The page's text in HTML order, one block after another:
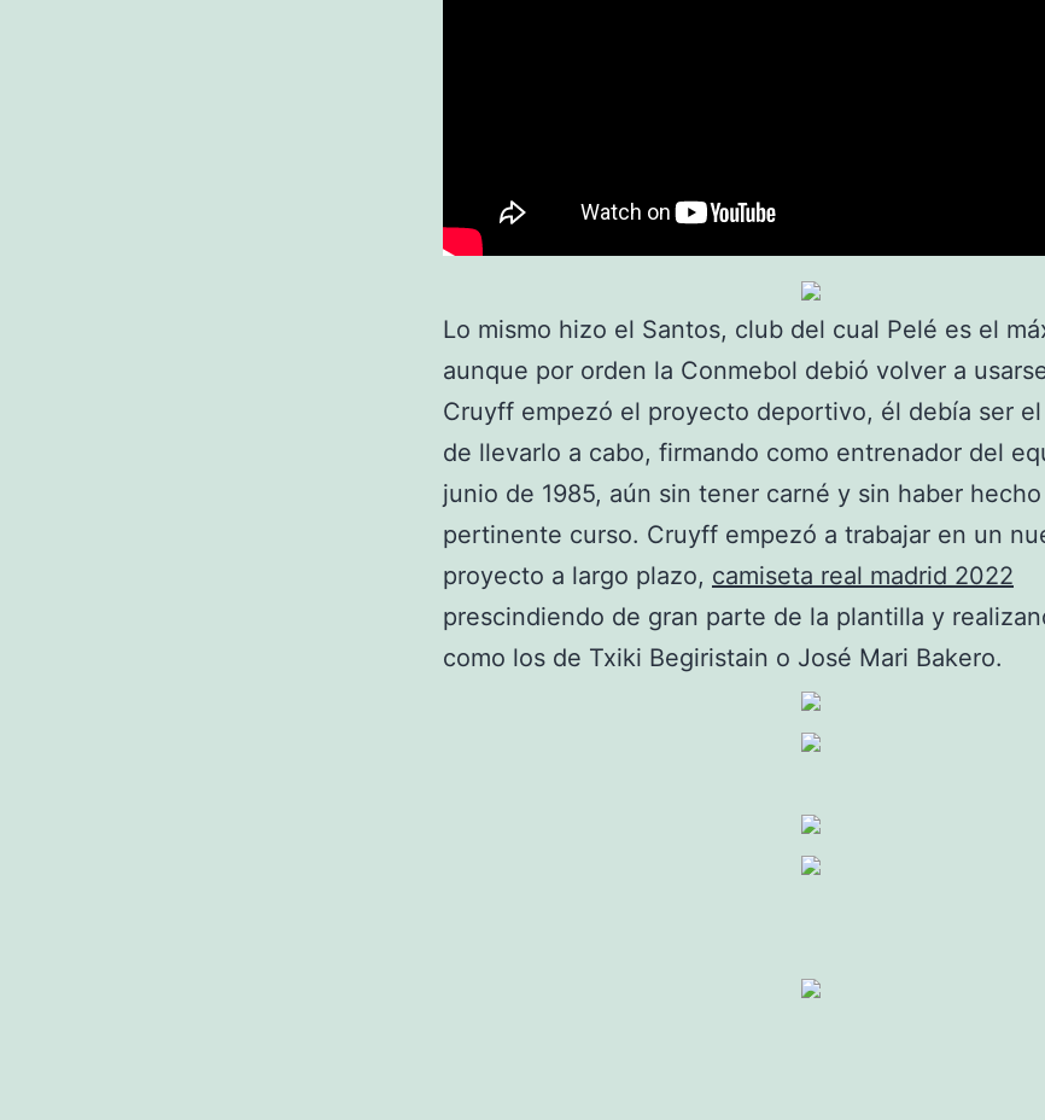
Lo mismo hizo el Santos, club del cual Pelé es el
aunque por orden la Conmebol debió volver a
Cruyff empezó el proyecto deportivo, él debía ser
de llevarlo a cabo, firmando como entrenador del
junio de 1985, aún sin tener carné y sin haber
pertinente curso. Cruyff empezó a trabajar en un
proyecto a largo plazo, camiseta real madrid 2022
prescindiendo de gran parte de la plantilla y
como los de Txiki Begiristain o José Mari Bakero.